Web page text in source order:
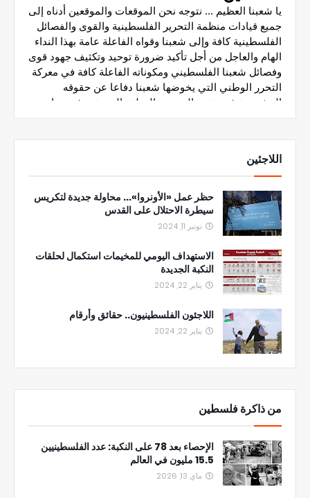
اللاجئين
حظر عمل «الأونروا»... محاولة جديدة لتكريس
سيطرة الاحتلال على القدس
نونبر 11, 2024
الاستهداف اليومي للمخيمات استكمال لحلقات
النكبة الجديدة
يناير 22, 2024
اللاجئون الفلسطينيون.. حقائق وأرقام
يناير 22, 2024
من ذاكرة فلسطين
الإحصاء بعد 78 على النكبة: عدد الفلسطينيين
15.5 مليون في العالم
ماي 13, 2026